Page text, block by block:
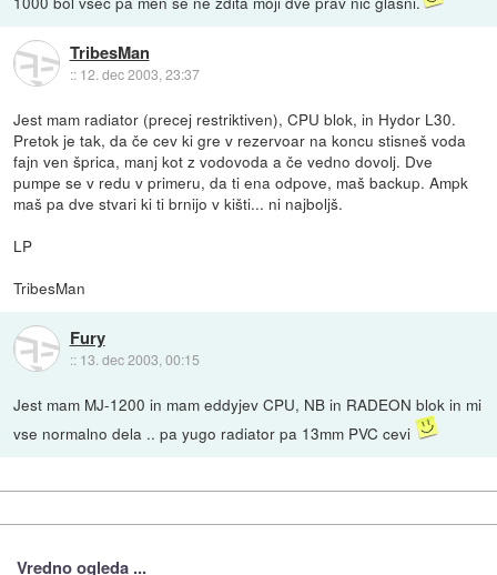
TribesMan
:: 12. dec 2003, 23:37
Jest mam radiator (precej restriktiven), CPU blok, in Hydor L30.
Pretok je tak, da če cev ki gre v rezervoar na koncu stisneš voda
fajn ven šprica, manj kot z vodovoda a če vedno dovolj. Dve
pumpe se v redu v primeru, da ti ena odpove, maš backup. Ampk
maš pa dve stvari ki ti brnijo v kišti... ni najboljš.
LP
TribesMan
Fury
:: 13. dec 2003, 00:15
Jest mam MJ-1200 in mam eddyjev CPU, NB in RADEON blok in mi
vse normalno dela .. pa yugo radiator pa 13mm PVC cevi
Vredno ogleda ...